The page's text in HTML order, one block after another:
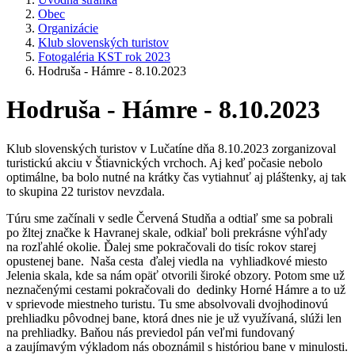
Obec
Organizácie
Klub slovenských turistov
Fotogaléria KST rok 2023
Hodruša - Hámre - 8.10.2023
Hodruša - Hámre - 8.10.2023
Klub slovenských turistov v Lučatíne dňa 8.10.2023 zorganizoval
turistickú akciu v Štiavnických vrchoch. Aj keď počasie nebolo
optimálne, ba bolo nutné na krátky čas vytiahnuť aj pláštenky, aj tak
to skupina 22 turistov nevzdala.
Túru sme začínali v sedle Červená Studňa a odtiaľ sme sa pobrali
po žltej značke k Havranej skale, odkiaľ boli prekrásne výhľady
na rozľahlé okolie. Ďalej sme pokračovali do tisíc rokov starej
opustenej bane. Naša cesta ďalej viedla na vyhliadkové miesto
Jelenia skala, kde sa nám opäť otvorili široké obzory. Potom sme už
neznačenými cestami pokračovali do dedinky Horné Hámre a to už
v sprievode miestneho turistu. Tu sme absolvovali dvojhodinovú
prehliadku pôvodnej bane, ktorá dnes nie je už využívaná, slúži len
na prehliadky. Baňou nás previedol pán veľmi fundovaný
a zaujímavým výkladom nás oboznámil s históriou bane v minulosti.